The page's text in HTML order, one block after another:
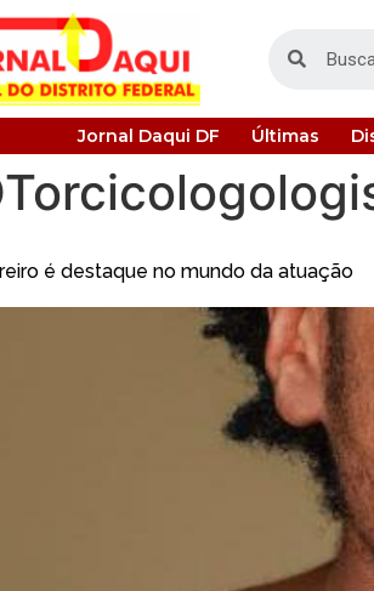
Jornal Daqui DF Últimas
é destaque no mundo da atuação